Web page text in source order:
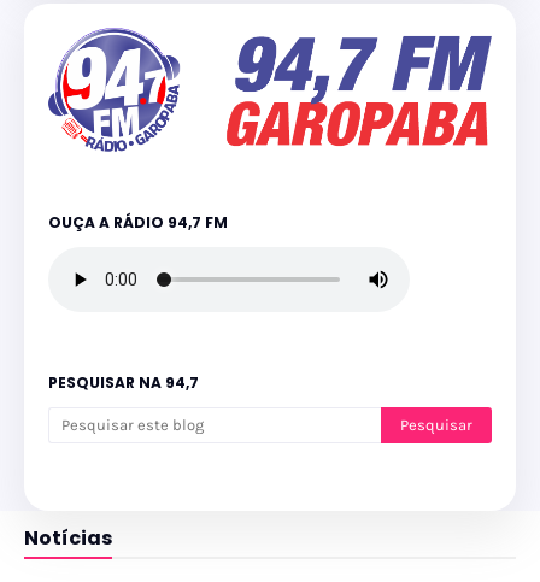
OUÇA A RÁDIO 94,7 FM
PESQUISAR NA 94,7
Notícias